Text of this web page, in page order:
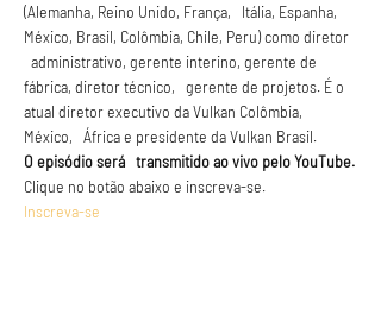
(Alemanha, Reino Unido, França,   Itália, Espanha,
México, Brasil, Colômbia, Chile, Peru) como diretor
administrativo, gerente interino, gerente de
fábrica, diretor técnico,   gerente de projetos. É o
atual diretor executivo da Vulkan Colômbia,
México,   África e presidente da Vulkan Brasil.
O episódio será   transmitido ao vivo pelo YouTube.
Clique no botão abaixo e inscreva-se.
Inscreva-se